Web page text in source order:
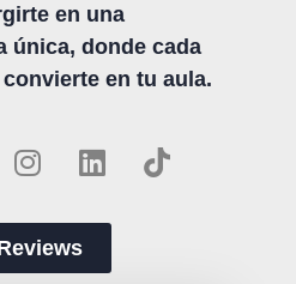
en una
única, donde cada
en tu aula.